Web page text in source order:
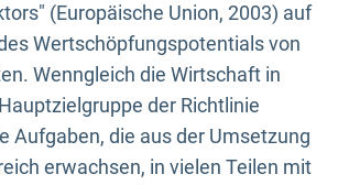
(Europäische Union, 2003) auf
Wertschöpfungspotentials von
Wenngleich die Wirtschaft in
der Richtlinie
Aufgaben, die aus der Umsetzung
erwachsen, in vielen Teilen mit